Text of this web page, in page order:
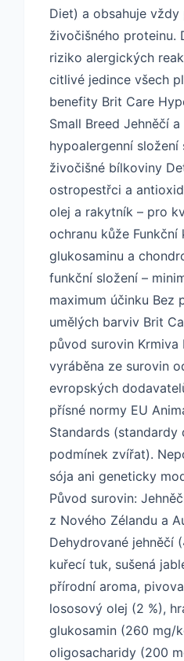
Diet) a obsahuje
živočišného proteinu.
riziko alergických
citlivé jedince všech
benefity Brit Care
Small Breed Jehněčí
hypoalergenní
živočišné bílkoviny
ostropestřci a
olej a rakytník – pro
ochranu kůže
glukosaminu a
funkční složení –
maximum účinku Bez
umělých barviv Brit
původ surovin Krmiva
vyráběna ze surovin
evropských
přísné normy EU
Standards
podmínek zvířat).
sója ani geneticky
Původ surovin:
z Nového Zélandu a
Dehydrované jehněčí
kuřecí tuk, sušená
přírodní aroma,
lososový olej (2 %),
glukosamin (260 mg/
oligosacharidy (200